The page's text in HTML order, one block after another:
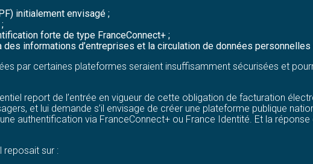
initialement envisagé ;
forte de type FranceConnect+ ;
des informations d’entreprises et la circulation de données
par certaines plateformes seraient insuffisamment sécurisées et
report de l’entrée en vigueur de cette obligation de facturation
et lui demande s’il envisage de créer une plateforme publique
authentification via FranceConnect+ ou France Identité. Et la réponse
reposait sur :